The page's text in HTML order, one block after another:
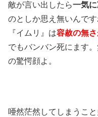
敵が言い出したら一気
のとしか思え無いんで
『イムリ』は容赦の無
でもバンバン死にます
の驚愕顔よ。
唖然茫然してしまうこ